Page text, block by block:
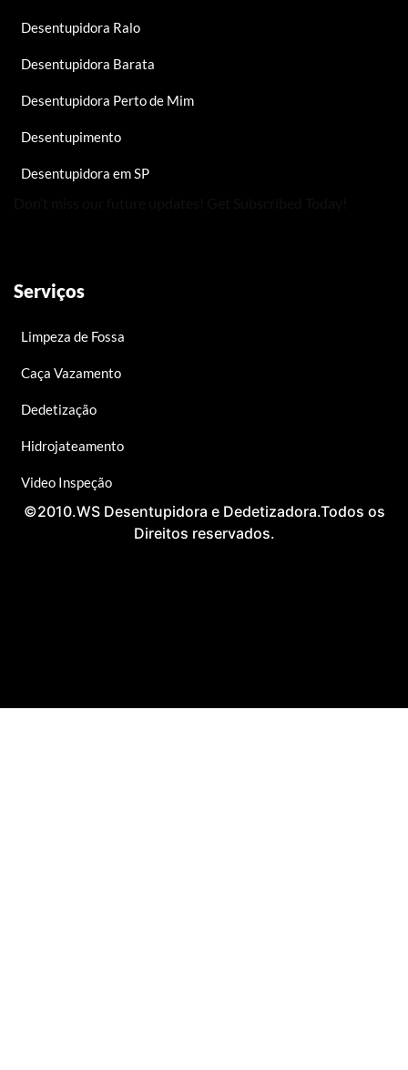
Desentupidora Ralo
Desentupidora Barata
Desentupidora Perto de Mim
Desentupimento
Desentupidora em SP
Serviços
Limpeza de Fossa
Caça Vazamento
Dedetização
Hidrojateamento
Video Inspeção
©2010.WS Desentupidora e Dedetizadora.Todos os
Direitos reservados.